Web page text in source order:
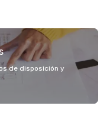
de disposición y